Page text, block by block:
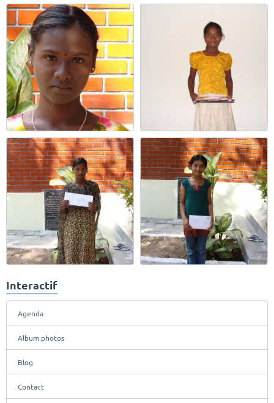
Interactif
Agenda
Album photos
Blog
Contact